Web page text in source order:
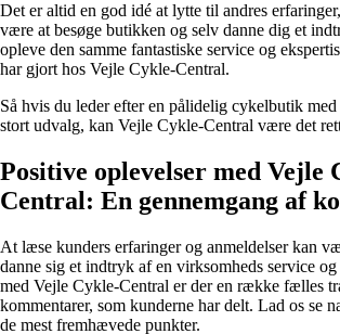
Det er altid en god idé at lytte til andres
være at besøge butikken og selv danne dig et
opleve den samme fantastiske service og
har gjort hos Vejle Cykle-Central.
Så hvis du leder efter en pålidelig cykelbutik
stort udvalg, kan Vejle Cykle-Central være det
Positive oplevelser med Vejle
Central: En gennemgang af
At læse kunders erfaringer og anmeldelser kan
danne sig et indtryk af en virksomheds service
med Vejle Cykle-Central er der en række fælles
kommentarer, som kunderne har delt. Lad os se
de mest fremhævede punkter.